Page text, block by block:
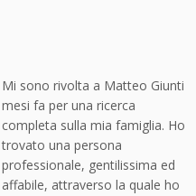
Mi sono rivolta a Matteo Giunti
mesi fa per una ricerca
completa sulla mia famiglia. Ho
trovato una persona
professionale, gentilissima ed
affabile, attraverso la quale ho